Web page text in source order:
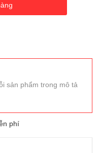
sản phẩm trong mô tả
phí